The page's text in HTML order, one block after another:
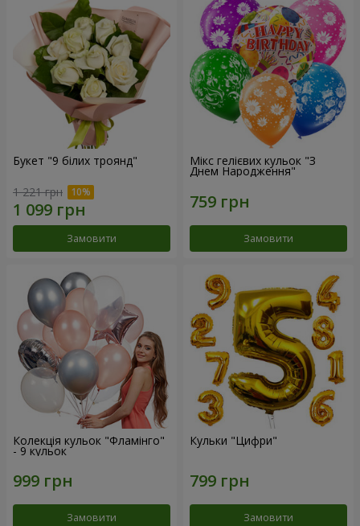
Букет "9 білих троянд"
1 221 грн
Замовити
Мікс гелієвих кульок "З
Днем Народження"
Замовити
Колекція кульок "Фламінго"
- 9 кульок
Замовити
Кульки "Цифри"
Замовити